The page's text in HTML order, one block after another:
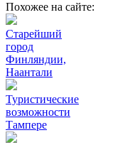
Похожее на сайте:
Старейший
город
Финляндии,
Наантали
Туристические
возможности
Тампере